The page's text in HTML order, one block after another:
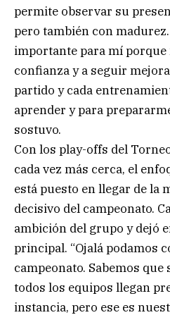
permite observar su
pero también con
importante para mí porque
confianza y a seguir
partido y cada
aprender y para
sostuvo.
Con los play-offs del
cada vez más cerca, el
está puesto en llegar de la
decisivo del campeonato.
ambición del grupo y dejó
principal. “Ojalá podamos
campeonato. Sabemos
todos los equipos llegan
instancia, pero ese es